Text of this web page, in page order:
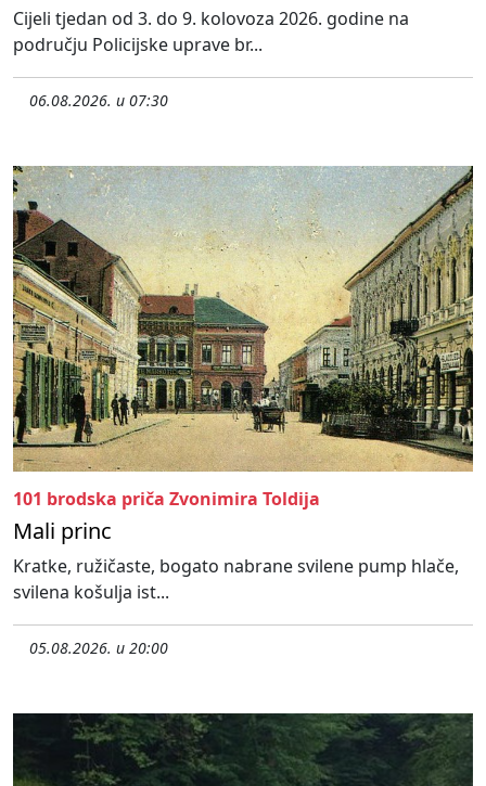
Cijeli tjedan od 3. do 9. kolovoza 2026. godine na
području Policijske uprave br...
06.08.2026. u 07:30
101 brodska priča Zvonimira Toldija
Mali princ
Kratke, ružičaste, bogato nabrane svilene pump hlače,
svilena košulja ist...
05.08.2026. u 20:00